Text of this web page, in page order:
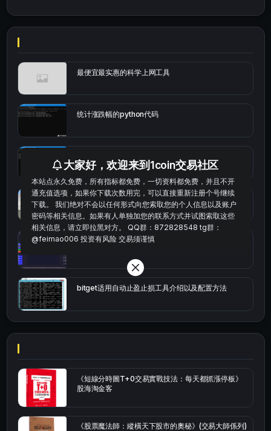
最便宜最实惠的科学上网工具
统计涨跌幅的python代码
bybit安卓端
Multi-indicator Resonance 多指标共振趋势自动交
bitget适用自动止盈止损工具介绍以及配置方法
《短線分時圖T+0交易實戰技法：每天都抓漲停板》
股海淘金客
《股票魔法師：縱橫天下股市的奧秘》(交易大師係列)
大家好，欢迎来到1coin交易社区
本站点永久免费，所有指标都免费，一切资料都免费，并且不开
通充值选项，如果你下载次数用完，可以直接重新注册个号继续
下载。 我们绝对不会以任何形式向您索取您的个人信息以及账户
密码等相关信息。如果有人单独加您的联系方式并试图索取这些
相关信息，请立即拉黑对方。 QQ群：872828548 tg群：
@feimao006 投资有风险 交易须谨慎